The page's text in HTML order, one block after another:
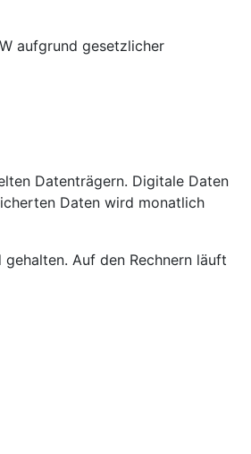
aufgrund gesetzlicher
Datenträgern. Digitale Daten
Daten wird monatlich
Auf den Rechnern läuft